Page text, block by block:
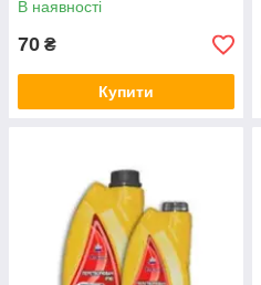
В наявності
70 ₴
Купити